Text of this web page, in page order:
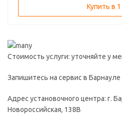
Купить в
Стоимость услуги: уточняйте у
Запишитесь на сервис в Барнауле
Адрес установочного центра: г.
Новороссийская, 138В